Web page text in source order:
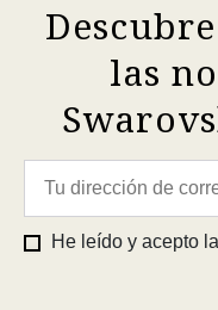
las
He leído y acepto la